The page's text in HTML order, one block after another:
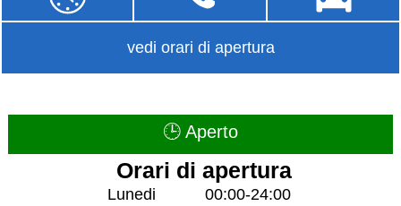
vedi orari di apertura
🕒 Aperto
Orari di apertura
Lunedi
00:00-24:00